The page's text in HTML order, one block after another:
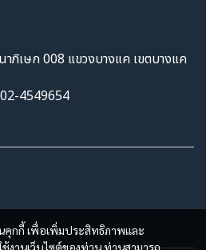
คุกกี้ เพื่อเพิ่มประสิทธิภาพและ
งานเว็บไซต์ของท่าน ท่านสามารถ
ภิเษก 008 แขวงบางแค เขตบางแค
4549654